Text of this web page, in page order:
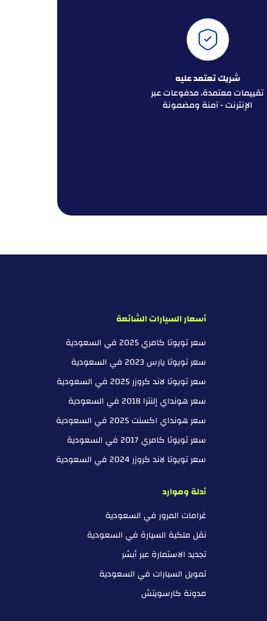
شريك تعتمد عليه
تقييمات معتمدة، مدفوعات عبر
الإنترنت - آمنة ومضمونة
أسعار السيارات الشائعة
سعر تويوتا كامري 2025 في السعودية
سعر تويوتا يارس 2023 في السعودية
سعر تويوتا لاند كروزر 2025 في السعودية
سعر هونداي إلنترا 2018 في السعودية
سعر هونداي اكسنت 2025 في السعودية
سعر تويوتا كامري 2017 في السعودية
سعر تويوتا لاند كروزر 2024 في السعودية
أدلة وموارد
غرامات المرور في السعودية
نقل ملكية السيارة في السعودية
تجديد الاستمارة عبر أبشر
تمويل السيارات في السعودية
مدونة كارسويتش